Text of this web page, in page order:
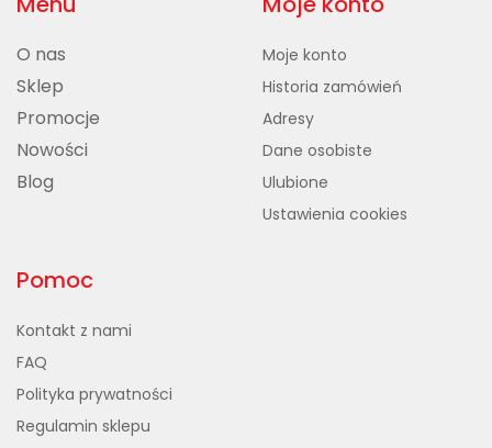
O nas
Sklep
Promocje
Nowości
Blog
Moje konto
Historia zamówień
Adresy
Dane osobiste
Ulubione
Ustawienia cookies
Pomoc
Kontakt z nami
FAQ
Polityka prywatności
Regulamin sklepu